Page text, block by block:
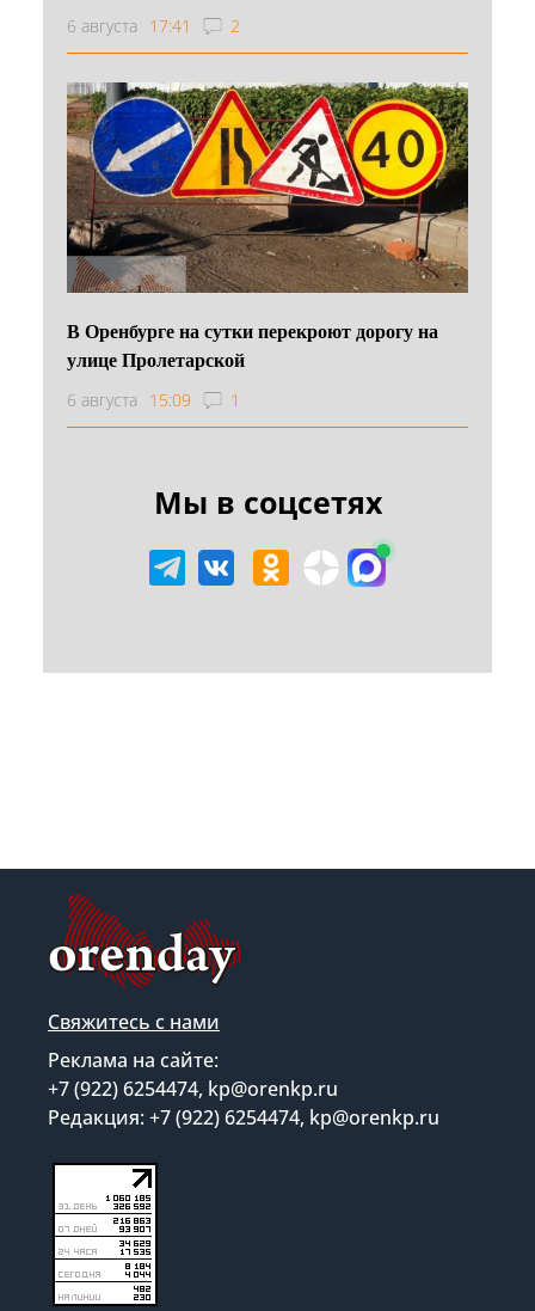
6 августа 17:41 2
В Оренбурге на сутки перекроют дорогу на
улице Пролетарской
6 августа 15:09 1
Мы в соцсетях
Свяжитесь с нами
Реклама на сайте:
+7 (922) 6254474, kp@orenkp.ru
Редакция: +7 (922) 6254474, kp@orenkp.ru